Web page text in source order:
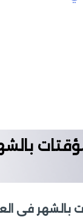
بالشهر في